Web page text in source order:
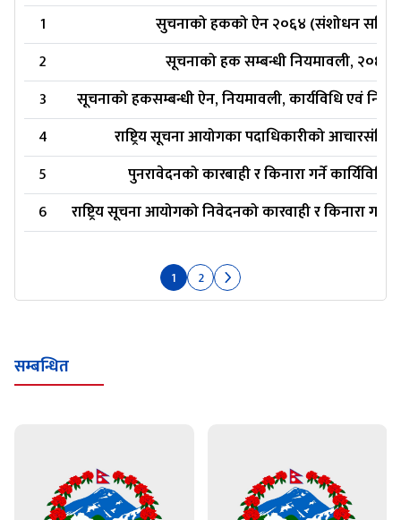
1
सुचनाको हकको ऐन २०६४ (संशोधन सहित)
2
सूचनाको हक सम्बन्धी नियमावली, २०६५
3
सूचनाको हकसम्बन्धी ऐन, नियमावली, कार्यविधि एवं
4
राष्ट्रिय सूचना आयोगका पदाधिकारीको
5
पुनरावेदनको कारबाही र किनारा गर्ने
6
राष्ट्रिय सूचना आयोगको निवेदनको कारवाही र किनारा गर्ने
1 2
सम्बन्धित